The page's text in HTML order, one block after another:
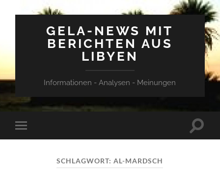
GELA-NEWS MIT
BERICHTEN AUS
LIBYEN
Informationen - Analysen - Meinungen
Mobile-
Menü
SCHLAGWORT:AL-MARDSCH